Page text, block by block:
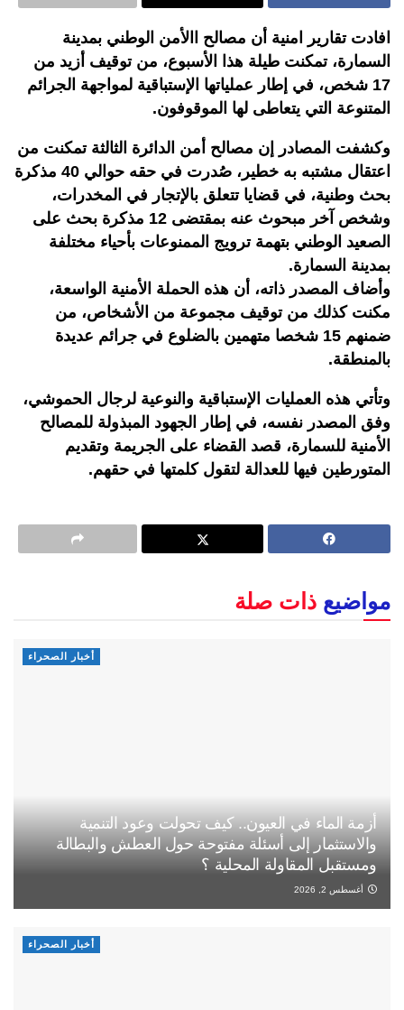
افادت تقارير امنية أن مصالح االأمن الوطني بمدينة
السمارة، تمكنت طيلة هذا الأسبوع، من توقيف أزيد من
17 شخص، في إطار عملياتها الإستباقية لمواجهة الجرائم
المتنوعة التي يتعاطى لها الموقوفون.
وكشفت المصادر إن مصالح أمن الدائرة الثالثة تمكنت من
اعتقال مشتبه به خطير، صُدرت في حقه حوالي 40 مذكرة
بحث وطنية، في قضايا تتعلق بالإتجار في المخدرات،
وشخص آخر مبحوث عنه بمقتضى 12 مذكرة بحث على
الصعيد الوطني بتهمة ترويج الممنوعات بأحياء مختلفة
بمدينة السمارة.
وأضاف المصدر ذاته، أن هذه الحملة الأمنية الواسعة،
مكنت كذلك من توقيف مجموعة من الأشخاص، من
ضمنهم 15 شخصا متهمين بالضلوع في جرائم عديدة
بالمنطقة.
وتأتي هذه العمليات الإستباقية والنوعية لرجال الحموشي،
وفق المصدر نفسه، في إطار الجهود المبذولة للمصالح
الأمنية للسمارة، قصد القضاء على الجريمة وتقديم
المتورطين فيها للعدالة لتقول كلمتها في حقهم.
مواضيع ذات صلة
أخبار الصحراء
أزمة الماء في العيون.. كيف تحولت وعود التنمية
والاستثمار إلى أسئلة مفتوحة حول العطش والبطالة
ومستقبل المقاولة المحلية ؟
أغسطس 2, 2026
أخبار الصحراء